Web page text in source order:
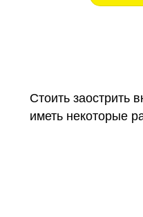
Стоить заострить
иметь некоторые